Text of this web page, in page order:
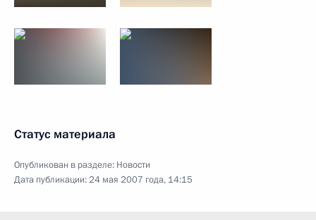
Статус материала
Опубликован в разделе: Новости
Дата публикации:24 мая 2007 года, 14:15